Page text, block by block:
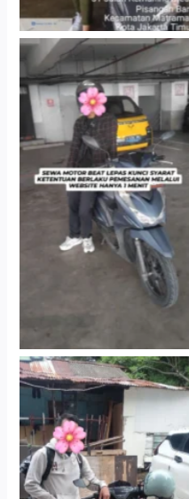
Cityplaza Jatinegara
Gedung Parkir P6A